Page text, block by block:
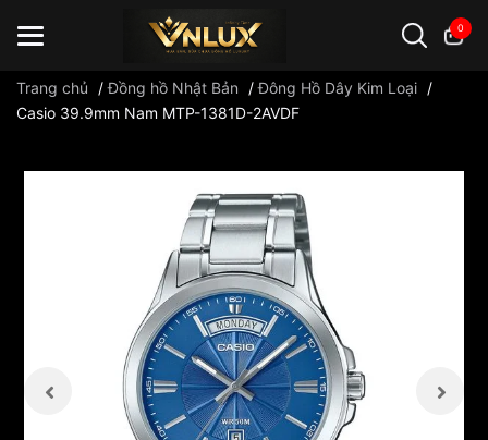
0
Trang chủ /Đồng hồ Nhật Bản /Đông Hồ Dây Kim Loại /
Casio 39.9mm Nam MTP-1381D-2AVDF